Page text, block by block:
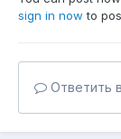
sign in now to
Ответить